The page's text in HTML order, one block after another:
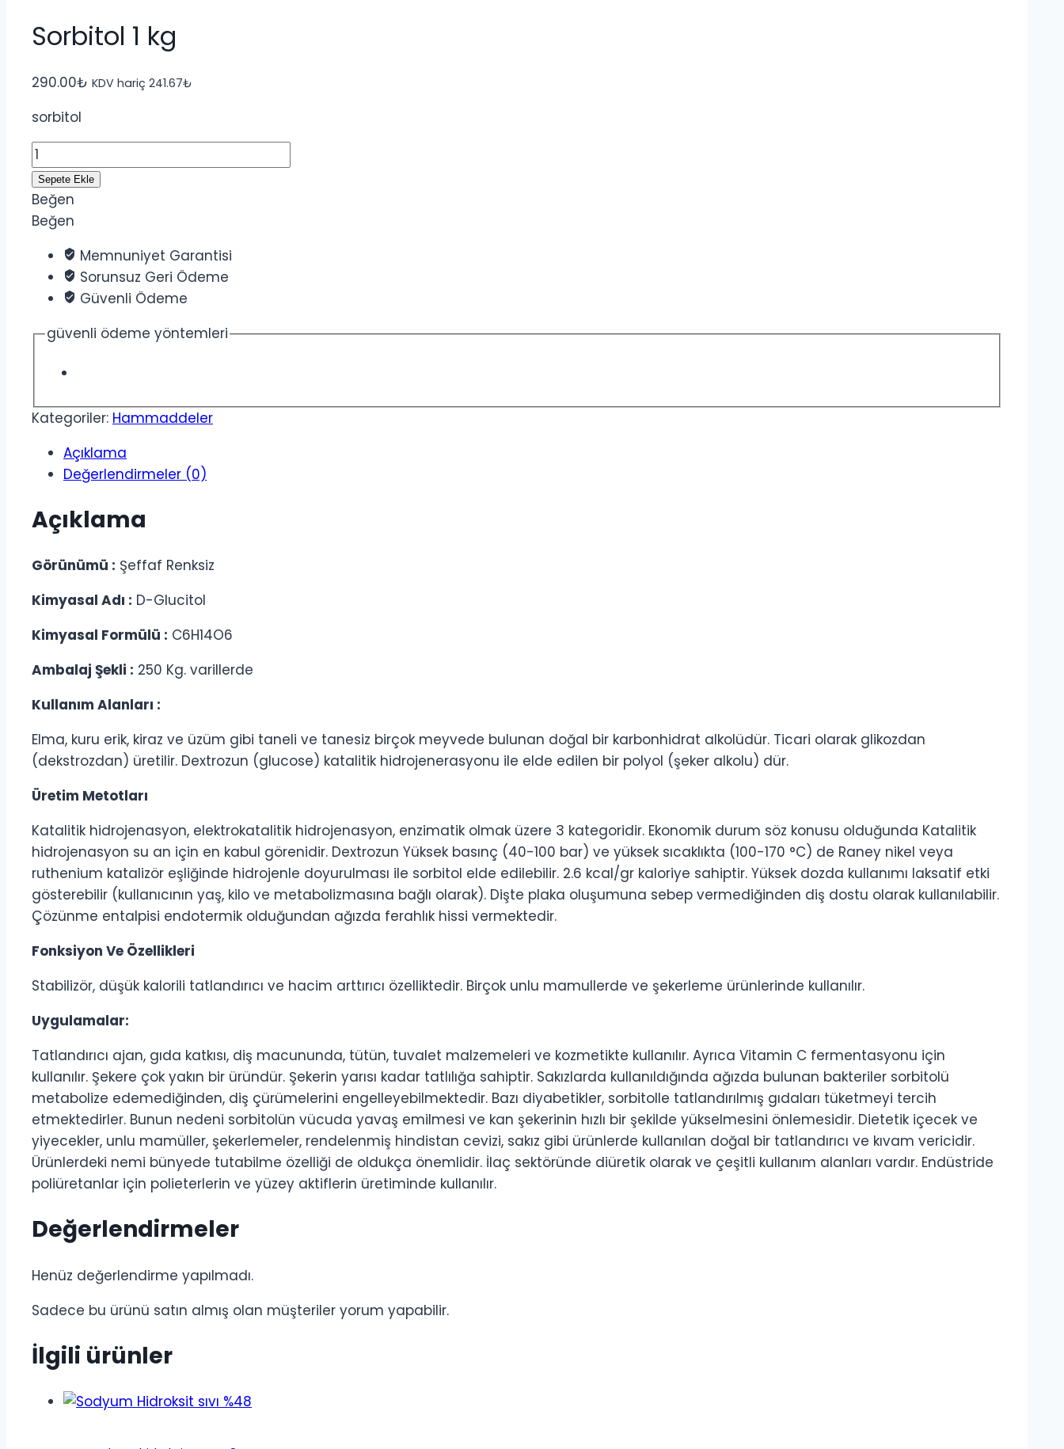
Sorbitol 1 kg
290.00₺ KDV hariç 241.67₺
sorbitol
Sorbitol
1
kg
adet
Sepete Ekle
Beğen
Beğen
Memnuniyet Garantisi
Sorunsuz Geri Ödeme
Güvenli Ödeme
güvenli ödeme yöntemleri
Kategoriler: Hammaddeler
Açıklama
Değerlendirmeler (0)
Açıklama
Görünümü : Şeffaf Renksiz
Kimyasal Adı : D-Glucitol
Kimyasal Formülü : C6H14O6
Ambalaj Şekli : 250 Kg. varillerde
Kullanım Alanları :
Elma, kuru erik, kiraz ve üzüm gibi taneli ve tanesiz birçok meyvede bulunan doğal bir karbonhidrat alkolüdür. Ticari olarak glikozdan
(dekstrozdan) üretilir. Dextrozun (glucose) katalitik hidrojenerasyonu ile elde edilen bir polyol (şeker alkolu) dür.
Üretim Metotları
Katalitik hidrojenasyon, elektrokatalitik hidrojenasyon, enzimatik olmak üzere 3 kategoridir. Ekonomik durum söz konusu olduğunda Katalitik
hidrojenasyon su an için en kabul görenidir. Dextrozun Yüksek basınç (40-100 bar) ve yüksek sıcaklıkta (100-170 °C) de Raney nikel veya
ruthenium katalizör eşliğinde hidrojenle doyurulması ile sorbitol elde edilebilir. 2.6 kcal/gr kaloriye sahiptir. Yüksek dozda kullanımı laksatif etki
gösterebilir (kullanıcının yaş, kilo ve metabolizmasına bağlı olarak). Dişte plaka oluşumuna sebep vermediğinden diş dostu olarak kullanılabilir.
Çözünme entalpisi endotermik olduğundan ağızda ferahlık hissi vermektedir.
Fonksiyon Ve Özellikleri
Stabilizör, düşük kalorili tatlandırıcı ve hacim arttırıcı özelliktedir. Birçok unlu mamullerde ve şekerleme ürünlerinde kullanılır.
Uygulamalar:
Tatlandırıcı ajan, gıda katkısı, diş macununda, tütün, tuvalet malzemeleri ve kozmetikte kullanılır. Ayrıca Vitamin C fermentasyonu için
kullanılır. Şekere çok yakın bir üründür. Şekerin yarısı kadar tatlılığa sahiptir. Sakızlarda kullanıldığında ağızda bulunan bakteriler sorbitolü
metabolize edemediğinden, diş çürümelerini engelleyebilmektedir. Bazı diyabetikler, sorbitolle tatlandırılmış gıdaları tüketmeyi tercih
etmektedirler. Bunun nedeni sorbitolün vücuda yavaş emilmesi ve kan şekerinin hızlı bir şekilde yükselmesini önlemesidir. Dietetik içecek ve
yiyecekler, unlu mamüller, şekerlemeler, rendelenmiş hindistan cevizi, sakız gibi ürünlerde kullanılan doğal bir tatlandırıcı ve kıvam vericidir.
Ürünlerdeki nemi bünyede tutabilme özelliği de oldukça önemlidir. İlaç sektöründe diüretik olarak ve çeşitli kullanım alanları vardır. Endüstride
poliüretanlar için polieterlerin ve yüzey aktiflerin üretiminde kullanılır.
Değerlendirmeler
Henüz değerlendirme yapılmadı.
Sadece bu ürünü satın almış olan müşteriler yorum yapabilir.
İlgili ürünler